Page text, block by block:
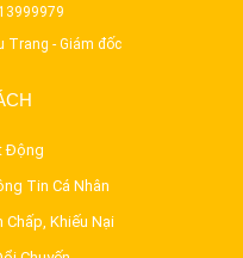
Trang - Giám đốc
Động
Tin Cá Nhân
Chấp, Khiếu Nại